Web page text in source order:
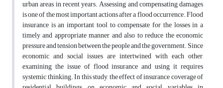
urban areas in recent years. Assessing and compensating damages
is one of the most important actions after a flood occurrence. Flood
insurance is an important tool to compensate for the losses in a
timely and appropriate manner and also to reduce the economic
pressure and tension between the people and the government. Since
economic and social issues are intertwined with each other,
examining the issue of flood insurance and using it requires
systemic thinking. In this study, the effect of insurance coverage of